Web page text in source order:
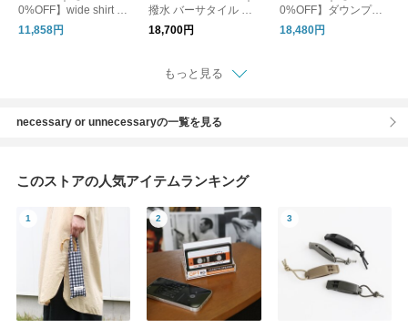
0%OFF】wide shirt bl
ouson ワイドシャツブ
ルゾン レディース ト
11,858円
撥水 バーサタイル ブ
ルゾン Versatile Blous
on np22653
18,700円
0%OFF】ダウンプル
ーフカラーレスショー
トジャケット WOME
18,480円
もっと見る
necessary or unnecessaryの一覧を見る
このストアの人気アイテムランキング